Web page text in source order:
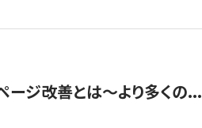
ージ改善とは～より多くの...